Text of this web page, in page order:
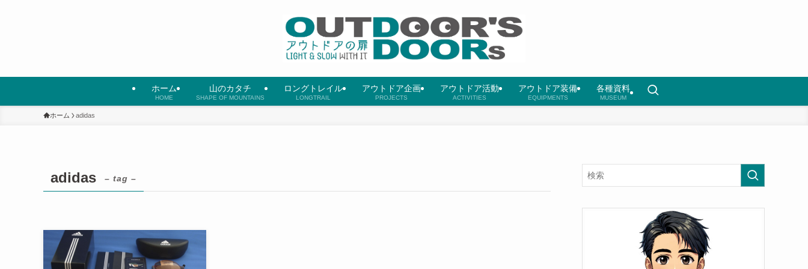
ホーム
HOME
山のカタチ
SHAPE OF MOUNTAINS
ロングトレイル
LONGTRAIL
アウトドア企画
PROJECTS
アウトドア活動
ACTIVITIES
アウトドア装備
EQUIPMENTS
各種資料
MUSEUM
ホーム adidas
adidas – tag –